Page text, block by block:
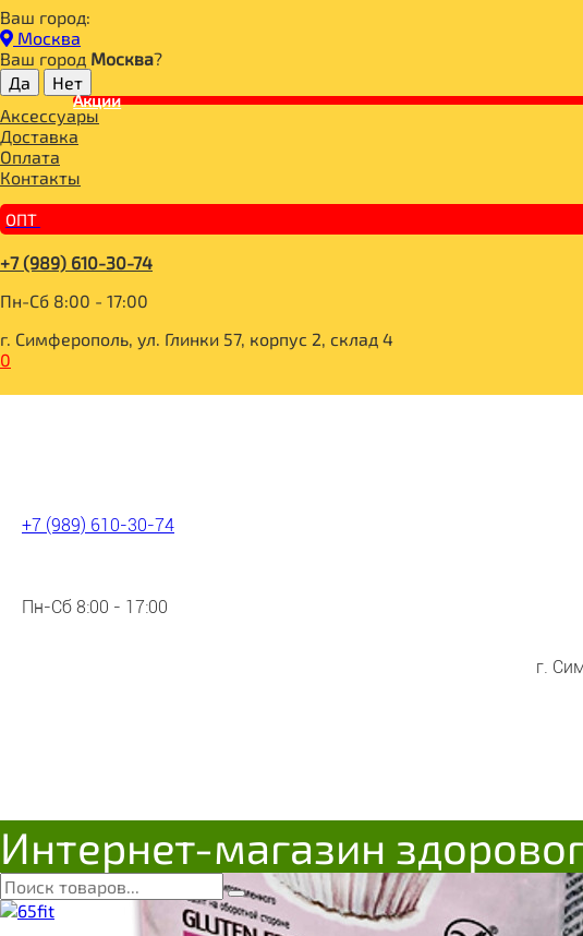
Ваш город:
Москва
Ваш город Москва?
Акции
Аксессуары
Доставка
Оплата
Контакты
ОПТ
+7 (989) 610-30-74
Пн-Сб 8:00 - 17:00
г. Симферополь, ул. Глинки 57, корпус 2, склад 4
0
+7 (989) 610-30-74
Пн-Сб 8:00 - 17:00
г.
Интернет-магазин
Главная
ДЛЯ ЗДОРОВОГО ПИТАНИЯ
БАКАЛЕЯ
МУКА
GARNEC Смесь без глютена «Мука с разрыхлителем» 600г